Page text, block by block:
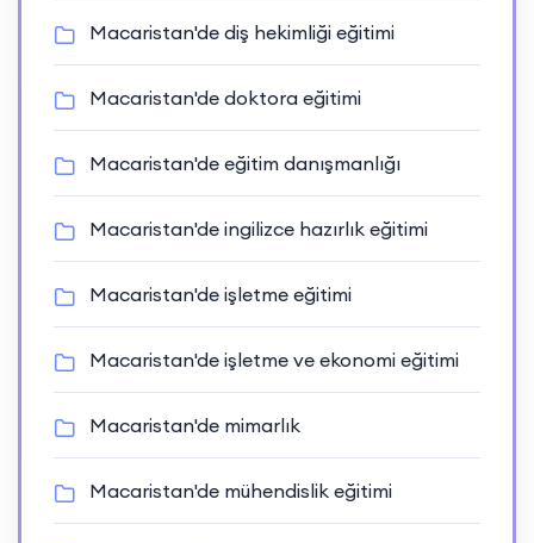
Macaristan'de diş hekimliği eğitimi
Macaristan'de doktora eğitimi
Macaristan'de eğitim danışmanlığı
Macaristan'de ingilizce hazırlık eğitimi
Macaristan'de işletme eğitimi
Macaristan'de işletme ve ekonomi eğitimi
Macaristan'de mimarlık
Macaristan'de mühendislik eğitimi